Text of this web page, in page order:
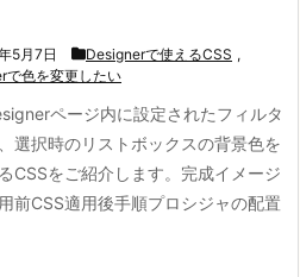
5月7日 Designerで使えるCSS ,
で色を変更したい
ページ内に設定されたフィルタ
選択時のリストボックスの背景色を
CSSをご紹介します。 完成イメージ
前CSS適用後手順プロシジャの配置